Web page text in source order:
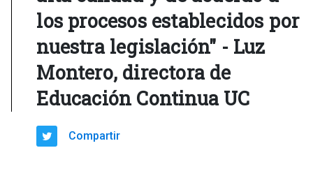
los procesos establecidos por
nuestra legislación" - Luz
Montero, directora de
Educación Continua UC
Compartir